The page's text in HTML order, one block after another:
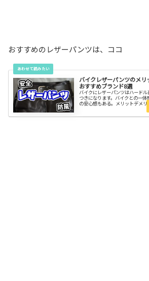
おすすめのレザーパンツは、ココ
バイクレザーパンツのメリ
おすすめブランド8選
バイクにレザーパンツはハード
つきになります。バイクとの一
の安心感もある。メリットデメリ